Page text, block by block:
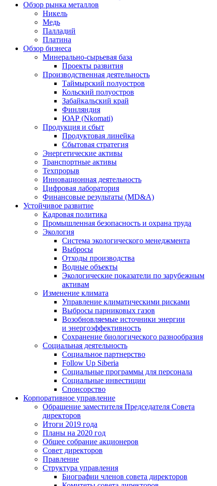
Обзор рынка металлов
Никель
Медь
Палладий
Платина
Обзор бизнеса
Минерально-сырьевая база
Проекты развития
Производственная деятельность
Таймырский полуостров
Кольский полуостров
Забайкальский край
Финляндия
ЮАР (Nkomati)
Продукция и сбыт
Продуктовая линейка
Сбытовая стратегия
Энергетические активы
Транспортные активы
Техпрорыв
Инновационная деятельность
Цифровая лаборатория
Финансовые результаты (MD&A)
Устойчивое развитие
Кадровая политика
Промышленная безопасность и охрана труда
Экология
Система экологического менеджмента
Выбросы
Отходы производства
Водные объекты
Экологические показатели по зарубежным
активам
Изменение климата
Управление климатическими рисками
Выбросы парниковых газов
Возобновляемые источники энергии
и энергоэффективность
Сохранение биологического разнообразия
Социальная деятельность
Социальное партнерство
Follow Up Siberia
Социальные программы для персонала
Социальные инвестиции
Спонсорство
Корпоративное управление
Обращение заместителя Председателя Совета
директоров
Итоги 2019 года
Планы на 2020 год
Общее собрание акционеров
Совет директоров
Правление
Структура управления
Биографии членов совета директоров